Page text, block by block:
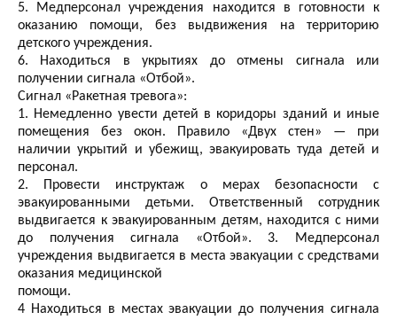
5. Медперсонал учреждения находится в готовности к
оказанию помощи, без выдвижения на территорию
детского учреждения.
6. Находиться в укрытиях до отмены сигнала или
получении сигнала «Отбой».
Сигнал «Ракетная тревога»:
1. Немедленно увести детей в коридоры зданий и иные
помещения без окон. Правило «Двух стен» — при
наличии укрытий и убежищ, эвакуировать туда детей и
персонал.
2. Провести инструктаж о мерах безопасности с
эвакуированными детьми. Ответственный сотрудник
выдвигается к эвакуированным детям, находится с ними
до получения сигнала «Отбой». 3. Медперсонал
учреждения выдвигается в места эвакуации с средствами
оказания медицинской
помощи.
4 Находиться в местах эвакуации до получения сигнала